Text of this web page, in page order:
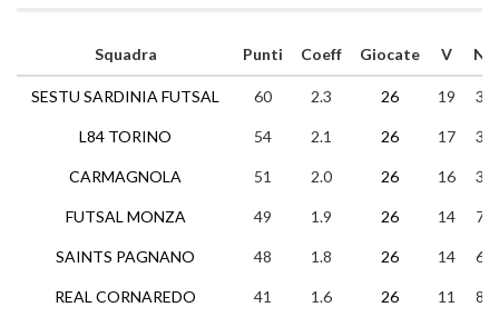
Squadra
SESTU SARDINIA FUTSAL
L84 TORINO
CARMAGNOLA
FUTSAL MONZA
SAINTS PAGNANO
REAL CORNAREDO
Punti Coeff Giocate V N
60 2.3 26 19 3
54 2.1 26 17 3
51 2.0 26 16 3
49 1.9 26 14 7
48 1.8 26 14 6
41 1.6 26 11 8